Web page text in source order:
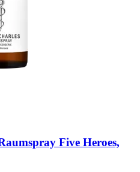
Five Heroes,